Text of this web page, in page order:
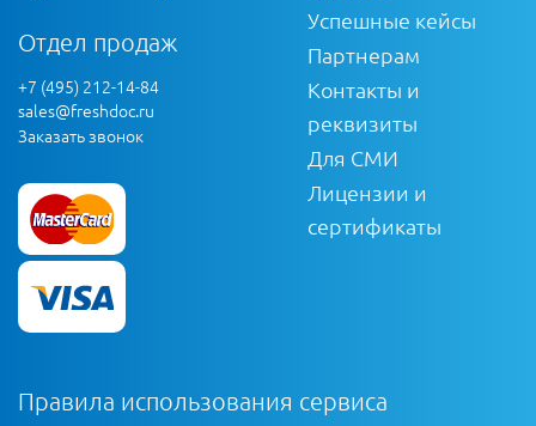
Отдел продаж
+7 (495) 212-14-84
sales@freshdoc.ru
Заказать звонок
Успешные кейсы
Партнерам
Контакты и
реквизиты
Для СМИ
Лицензии и
сертификаты
Правила использования сервиса